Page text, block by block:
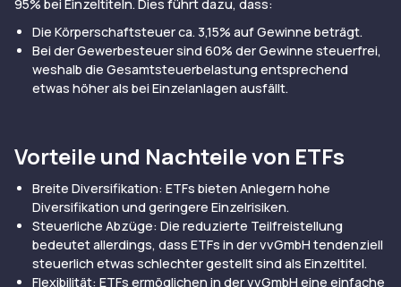
95% bei Einzeltiteln. Dies führt dazu, dass:
Die Körperschaftsteuer ca. 3,15% auf Gewinne beträgt.
Bei der Gewerbesteuer sind 60% der Gewinne steuerfrei,
weshalb die Gesamtsteuerbelastung entsprechend
etwas höher als bei Einzelanlagen ausfällt.
Vorteile und Nachteile von ETFs
Breite Diversifikation: ETFs bieten Anlegern hohe
Diversifikation und geringere Einzelrisiken.
Steuerliche Abzüge: Die reduzierte Teilfreistellung
bedeutet allerdings, dass ETFs in der vvGmbH tendenziell
steuerlich etwas schlechter gestellt sind als Einzeltitel.
Flexibilität: ETFs ermöglichen in der vvGmbH eine einfache